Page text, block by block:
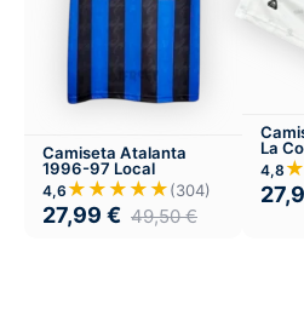
Camiseta Atalanta
1996-97 Local
4,6 ★★★★★(304)
27,99 € 49,50€
La
4,8